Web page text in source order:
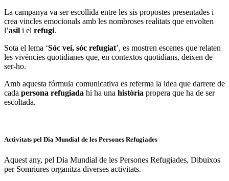
La campanya va ser escollida entre les sis propostes presentades i
crea vincles emocionals amb les nombroses realitats que envolten
l’asil i el refugi.
Sota el lema ‘Sóc veí, sóc refugiat’, es mostren escenes que relaten
les vivències quotidianes que, en contextos quotidians, deixen de
ser-ho.
Amb aquesta fórmula comunicativa es referma la idea que darrere de
cada persona refugiada hi ha una història propera que ha de ser
escoltada.
Activitats pel Dia Mundial de les Persones Refugiades
Aquest any, pel Dia Mundial de les Persones Refugiades, Dibuixos
per Somriures organitza diverses activitats.